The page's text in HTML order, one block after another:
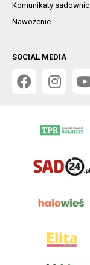
Komunikaty
Nawożenie
SOCIAL MEDIA